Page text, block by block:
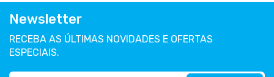
Newsletter
RECEBA AS ÚLTIMAS NOVIDADES E OFERTAS
ESPECIAIS.